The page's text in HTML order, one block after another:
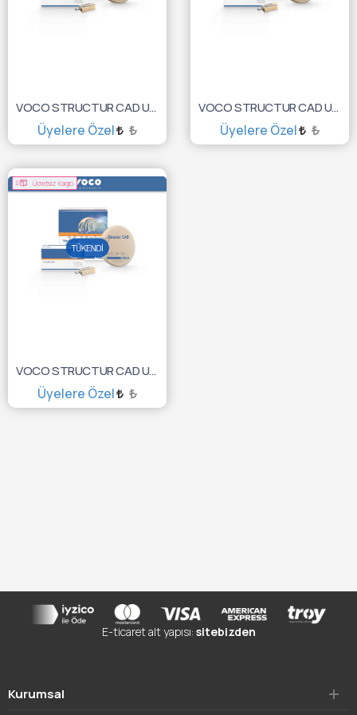
VOCO STRUCTUR CAD UNI. BLOK 5X NO: 40L A2 6077
Üyelere Özel ₺
SEPETE EKLE
VOCO STRUCTUR CAD UNI. BLOK 5X NO: 40L A1 6076
Üyelere Özel ₺
Ücretsiz Kargo
VOCO STRUCTUR CAD UNI. BLOK 5X NO: 40L A3 6078
Üyelere Özel ₺
E-ticaret alt yapısı: sitebizden
Kurumsal